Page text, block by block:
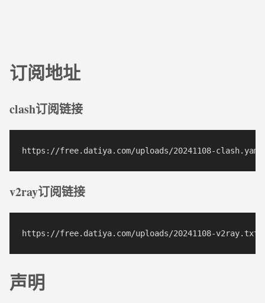
订阅地址
clash订阅链接
v2ray订阅链接
声明